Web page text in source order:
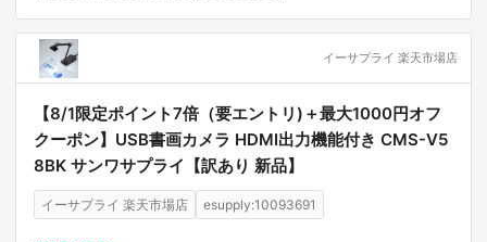
イーサプライ 楽天市場店
【8/1限定ポイント7倍（要エントリ)＋最大1000円オフ
クーポン】USB書画カメラ HDMI出力機能付き CMS-V5
8BK サンワサプライ【訳あり 新品】
イーサプライ 楽天市場店 esupply:10093691